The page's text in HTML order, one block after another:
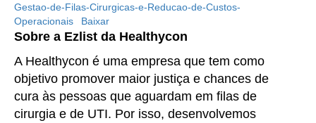
Gestao-de-Filas-Cirurgicas-e-Reducao-de-Custos-
Operacionais
Baixar
Sobre a Ezlist da Healthycon
A Healthycon é uma empresa que tem como
objetivo promover maior justiça e chances de
cura às pessoas que aguardam em filas de
cirurgia e de UTI. Por isso, desenvolvemos